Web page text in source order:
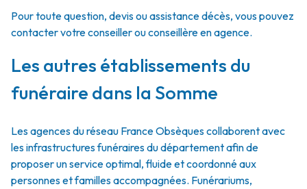
Pour toute question, devis ou assistance décès, vous pouvez
contacter votre conseiller ou conseillère en agence.
Les autres établissements du
funéraire dans la Somme
Les agences du réseau France Obsèques collaborent avec
les infrastructures funéraires du département afin de
proposer un service optimal, fluide et coordonné aux
personnes et familles accompagnées. Funérariums,